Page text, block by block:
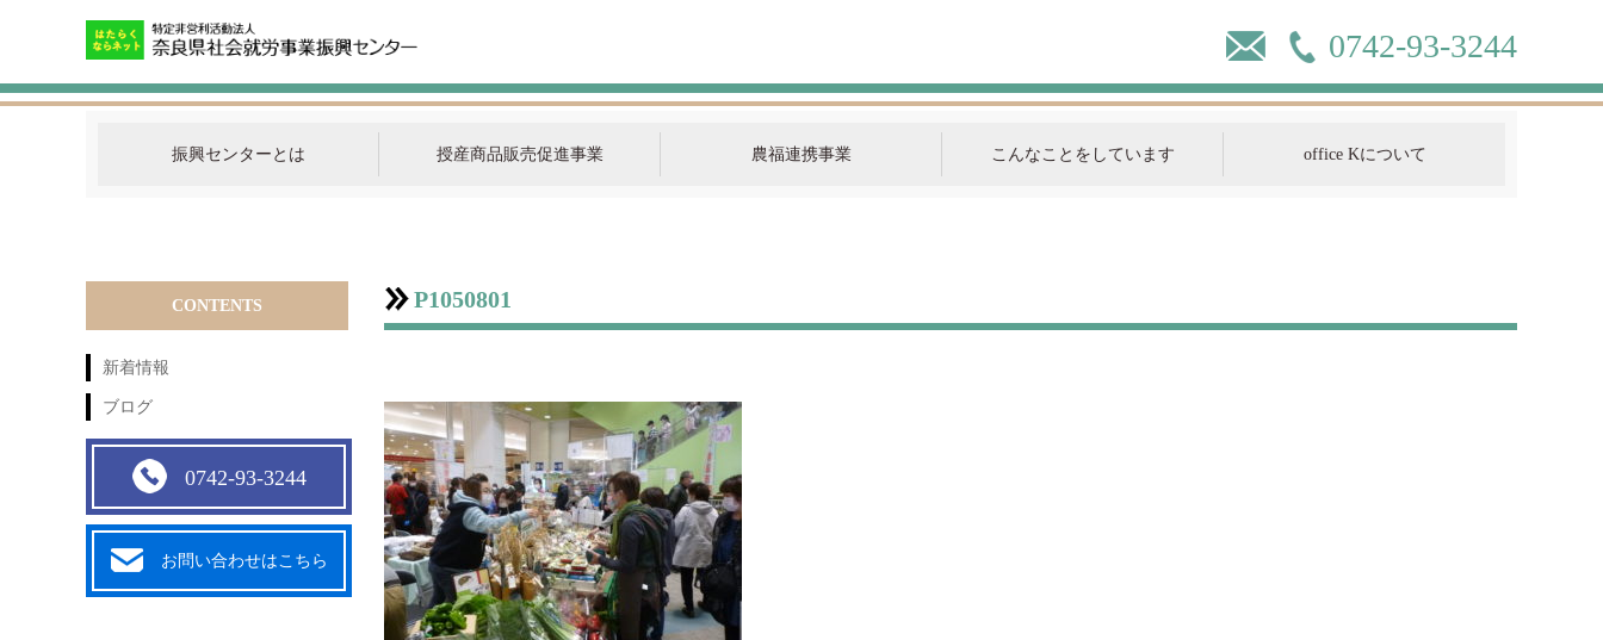
0742-93-3244
振興センターとは 授産商品販売促進事業 農福連携事業 こんなことをしています office Kについて
P1050801
CONTENTS
新着情報
ブログ
0742-93-3244
お問い合わせはこちら